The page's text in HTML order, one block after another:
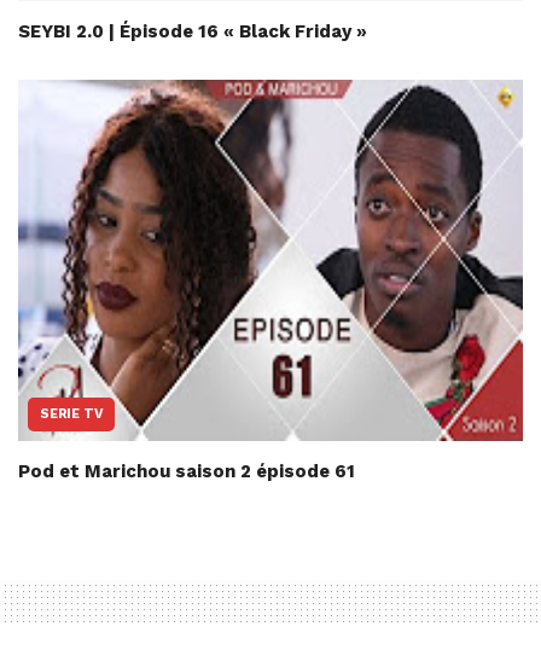
SEYBI 2.0 | Épisode 16 « Black Friday »
SERIE TV
Pod et Marichou saison 2 épisode 61